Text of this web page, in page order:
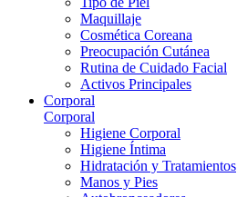
Maquillaje
Cosmética Coreana
Preocupación Cutánea
Rutina de Cuidado Facial
Activos Principales
Corporal
Corporal
Higiene Corporal
Higiene Íntima
Hidratación y Tratamientos
Manos y Pies